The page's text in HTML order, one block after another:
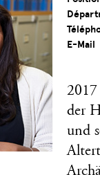
E-Mail
2017
der
und